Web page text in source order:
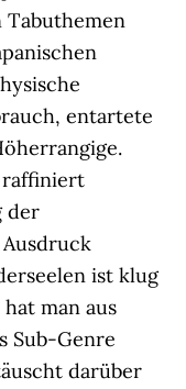
Tabuthemen
entartete
raffiniert
der
ist klug
man aus
Sub-Genre
darüber